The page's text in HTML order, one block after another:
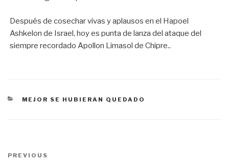
Después de cosechar vivas y aplausos en el Hapoel
Ashkelon de Israel, hoy es punta de lanza del ataque del
siempre recordado Apollon Limasol de Chipre..
CATEGORÍAS
MEJOR SE HUBIERAN QUEDADO
Previous
PREVIOUS